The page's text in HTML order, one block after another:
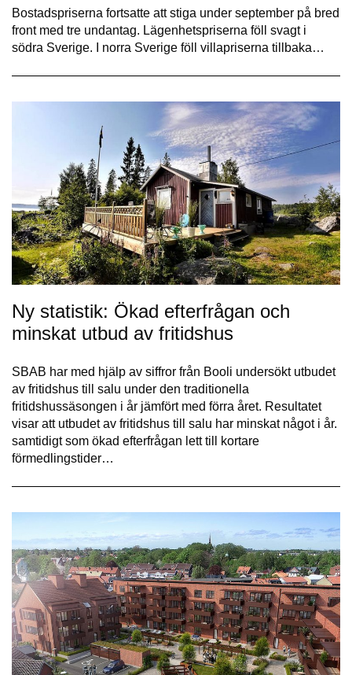
Bostadspriserna fortsatte att stiga under september på bred
front med tre undantag. Lägenhetspriserna föll svagt i
södra Sverige. I norra Sverige föll villapriserna tillbaka…
Ny statistik: Ökad efterfrågan och
minskat utbud av fritidshus
SBAB har med hjälp av siffror från Booli undersökt utbudet
av fritidshus till salu under den traditionella
fritidshussäsongen i år jämfört med förra året. Resultatet
visar att utbudet av fritidshus till salu har minskat något i år.
samtidigt som ökad efterfrågan lett till kortare
förmedlingstider…